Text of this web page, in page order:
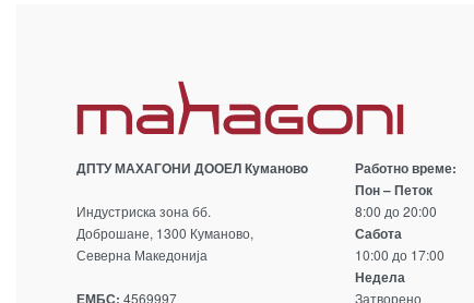
ДПТУ МАХАГОНИ ДООЕЛ Кумановo
Индустриска зона бб.
Доброшане, 1300 Куманово,
Северна Македонија
ЕМБС: 4569997
Работно време:
Пон – Петок
8:00 до 20:00
Сабота
10:00 до 17:00
Недела
Затворено